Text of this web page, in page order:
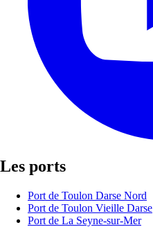
Les ports
Port de Toulon Darse Nord
Port de Toulon Vieille Darse
Port de La Seyne-sur-Mer